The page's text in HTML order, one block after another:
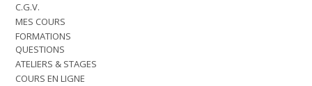
C.G.V.
MES COURS
FORMATIONS
QUESTIONS
ATELIERS & STAGES
COURS EN LIGNE